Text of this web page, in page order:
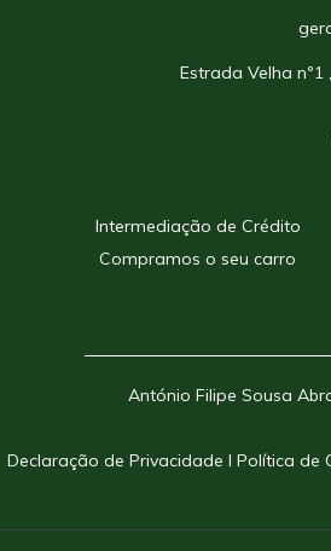
Estrada Velha
Intermediação de Crédito
Compramos o seu carro
António Filipe Sousa
Declaração de Privacidade I Política de